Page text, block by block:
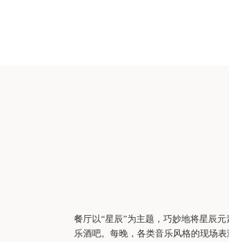
餐厅以“星辰”为主题，巧妙地将星辰
乐酒吧。每晚，各类音乐风格的现场